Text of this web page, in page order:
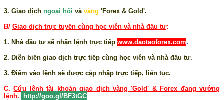
3. Giao dịch ngoại hối và vàng 'Forex & Gold'.
B/ Giao dịch trực tuyến cùng học viên và nhà đầu tư:
1. Nhà đầu tư sẽ nhận lệnh trực tiếp www.daotaoforex.com.
2. Diễn biến giao dịch trực tiếp cùng học viên và nhà đầu tư.
3. Điểm vào lệnh sẽ được cập nhập trực tiếp, liên tục.
C.Cứu lệnh tài khoản giao dịch vàng 'Gold' & Forex đang vướng
lệnh. http://goo.gl/BF3tGC